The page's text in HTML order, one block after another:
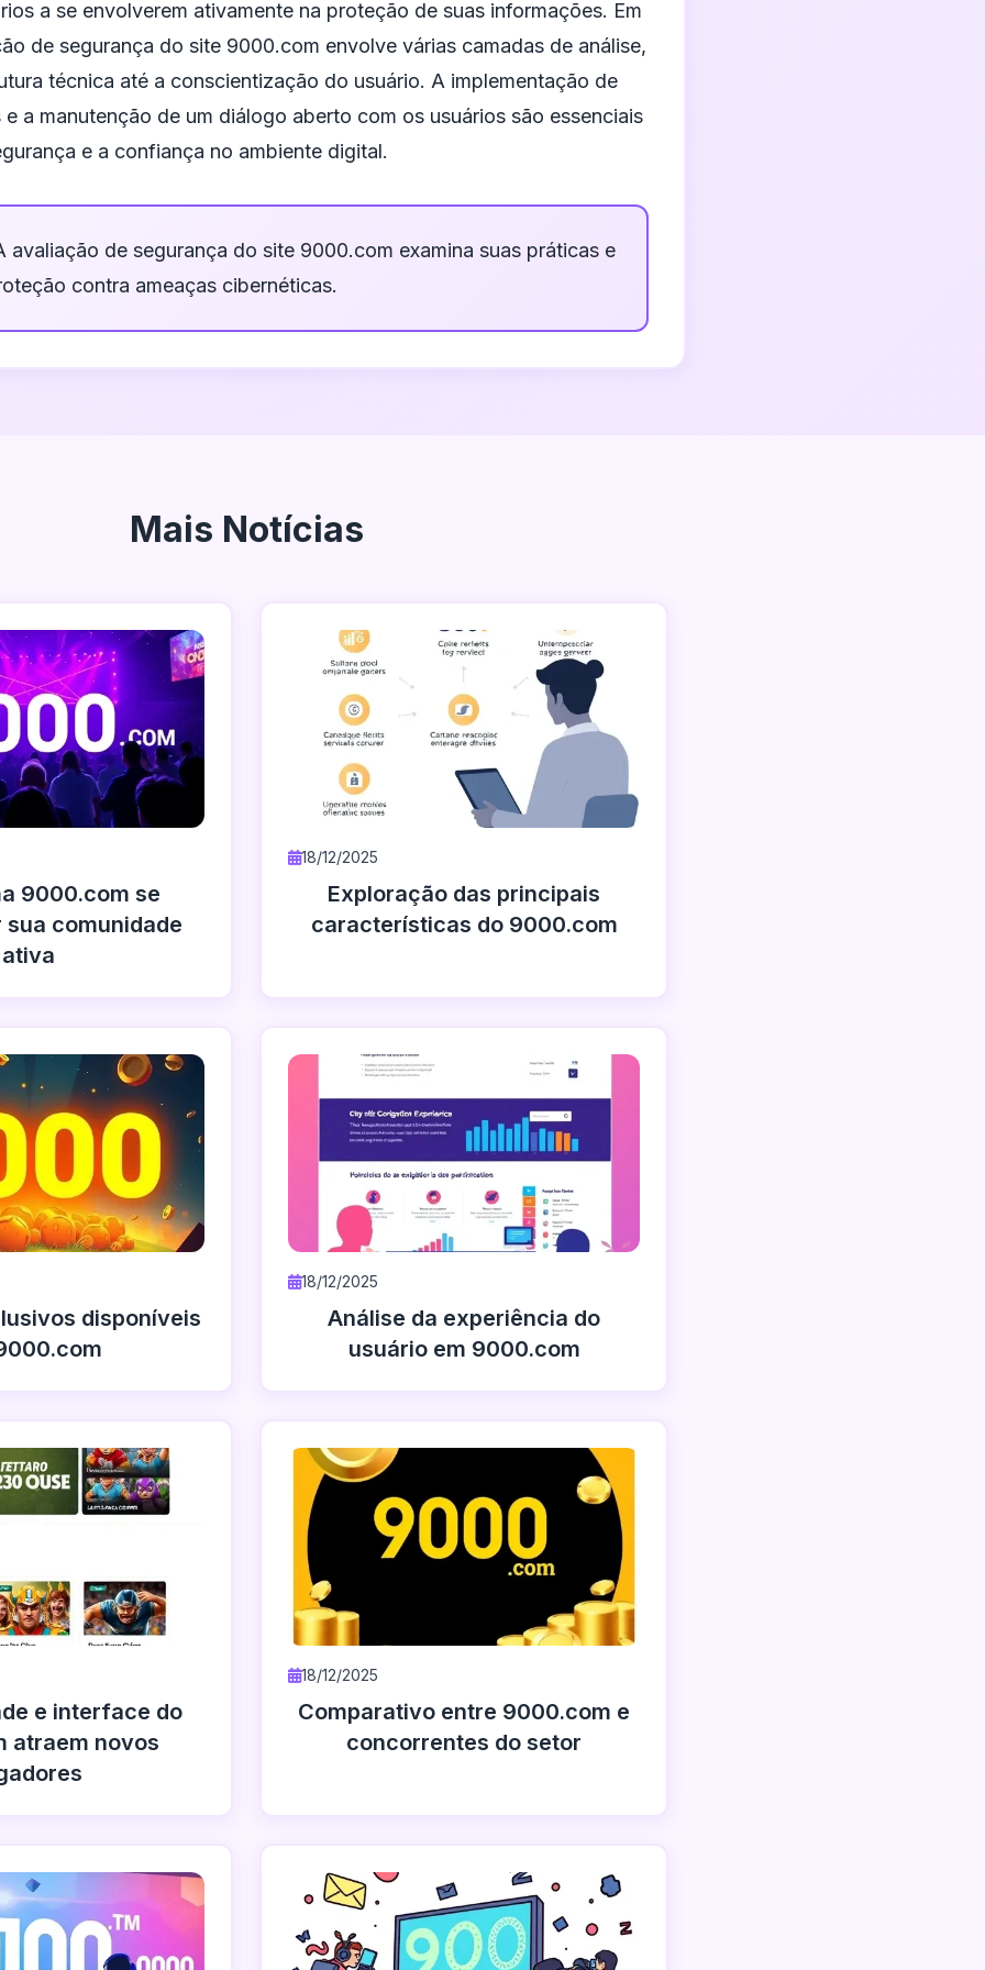
a se envolverem ativamente na proteção de suas informações. Em
de segurança do site 9000.com envolve várias camadas de análise,
técnica até a conscientização do usuário. A implementação de
a manutenção de um diálogo aberto com os usuários são essenciais
e a confiança no ambiente digital.
avaliação de segurança do site 9000.com examina suas práticas e
contra ameaças cibernéticas.
Mais Notícias
9000.com se
comunidade
ativa
18/12/2025
Exploração das principais
características do 9000.com
disponíveis
18/12/2025
Análise da experiência do
usuário em 9000.com
e interface do
atraem novos
18/12/2025
Comparativo entre 9000.com e
concorrentes do setor